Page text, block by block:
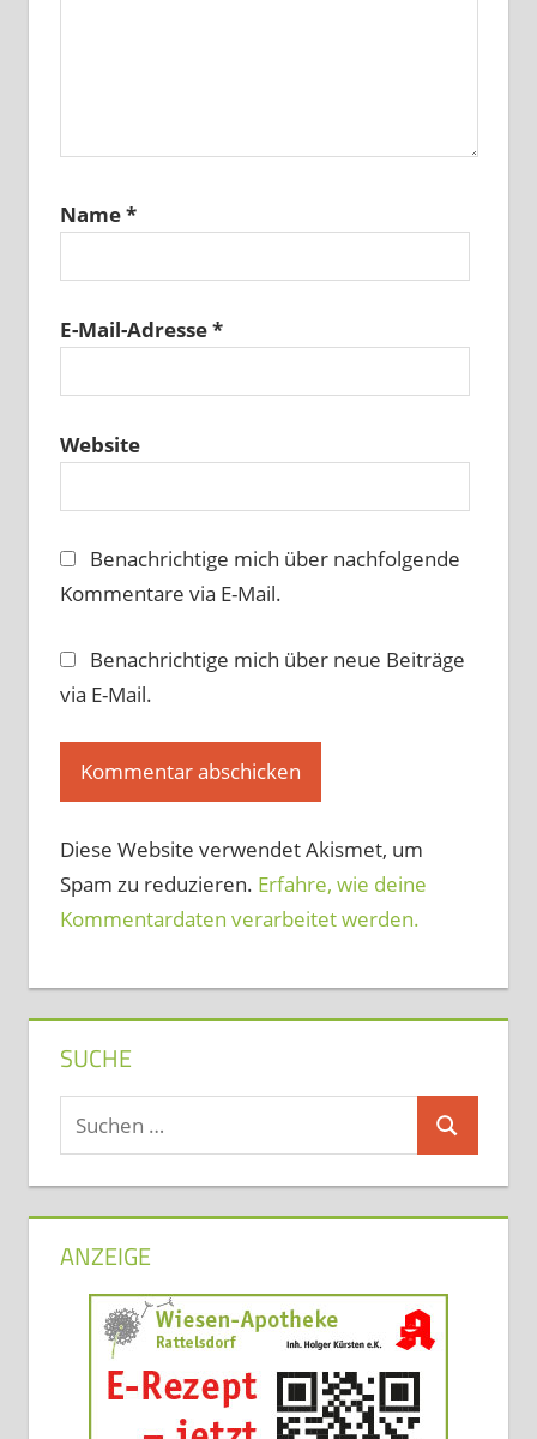
Name*
E-Mail-Adresse*
Website
Benachrichtige mich über nachfolgende
Kommentare via E-Mail.
Benachrichtige mich über neue Beiträge
via E-Mail.
Diese Website verwendet Akismet, um
Spam zu reduzieren. Erfahre, wie deine
Kommentardaten verarbeitet werden.
SUCHE
Suchen
nach:
Suchen
ANZEIGE